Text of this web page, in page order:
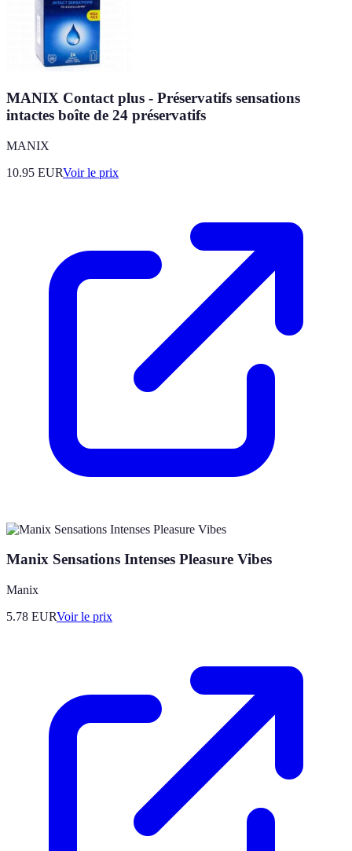
MANIX Contact plus - Préservatifs sensations
intactes boîte de 24 préservatifs
MANIX
10.95 EURVoir le prix
Manix Sensations Intenses Pleasure Vibes
Manix
5.78 EURVoir le prix